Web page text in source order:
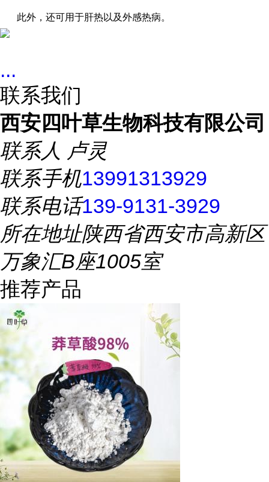
此外，还可用于肝热以及外感热病。
...
联系我们
西安四叶草生物科技有限公司
联系人 卢灵
联系手机13991313929
联系电话139-9131-3929
所在地址陕西省西安市高新区
万象汇B座1005室
推荐产品